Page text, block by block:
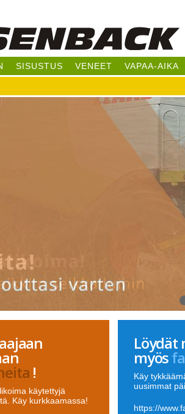
SISUSTUS VENEET VAPAA-AIKA
!
käytettyjä
Käy kurkkaamassa!
Löydät
myös
Käy
uusimmat
https://